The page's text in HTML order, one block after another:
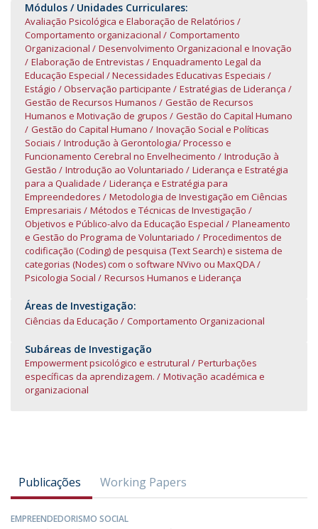
Módulos / Unidades Curriculares:
Avaliação Psicológica e Elaboração de Relatórios
Comportamento organizacional
Comportamento
Organizacional
Desenvolvimento Organizacional e Inovação
Elaboração de Entrevistas
Enquadramento Legal da
Educação Especial / Necessidades Educativas Especiais
Estágio / Observação participante
Estratégias de Liderança
Gestão de Recursos Humanos
Gestão de Recursos
Humanos e Motivação de grupos
Gestão do Capital Humano
Gestão do Capital Humano
Inovação Social e Políticas
Sociais
Introdução à Gerontologia/ Processo e
Funcionamento Cerebral no Envelhecimento
Introdução à
Gestão
Introdução ao Voluntariado
Liderança e Estratégia
para a Qualidade
Liderança e Estratégia para
Empreendedores
Metodologia de Investigação em Ciências
Empresariais
Métodos e Técnicas de Investigação
Objetivos e Público-alvo da Educação Especial
Planeamento
e Gestão do Programa de Voluntariado
Procedimentos de
codificação (Coding) de pesquisa (Text Search) e sistema de
categorias (Nodes) com o software NVivo ou MaxQDA
Psicologia Social
Recursos Humanos e Liderança
Áreas de Investigação:
Ciências da Educação Comportamento Organizacional
Subáreas de Investigação
Empowerment psicológico e estrutural
Perturbações
específicas da aprendizagem.
Motivação académica e
organizacional
Publicações Working Papers
EMPREENDEDORISMO SOCIAL